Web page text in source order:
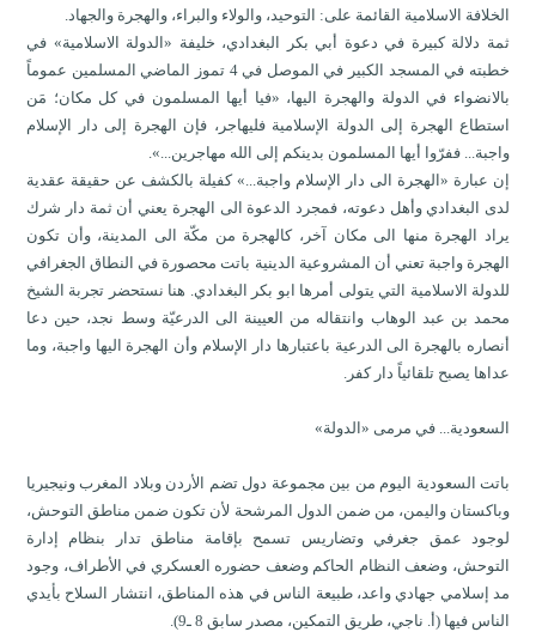
الخلافة الاسلامية القائمة على: التوحيد، والولاء والبراء، والهجرة والجهاد.
ثمة دلالة كبيرة في دعوة أبي بكر البغدادي، خليفة «الدولة الاسلامية» في
خطبته في المسجد الكبير في الموصل في 4 تموز الماضي المسلمين عموماً
بالانضواء في الدولة والهجرة اليها، «فيا أيها المسلمون في كل مكان؛ مَن
استطاع الهجرة إلى الدولة الإسلامية فليهاجر، فإن الهجرة إلى دار الإسلام
واجبة... ففرّوا أيها المسلمون بدينكم إلى الله مهاجرين...».
إن عبارة «الهجرة الى دار الإسلام واجبة...» كفيلة بالكشف عن حقيقة عقدية
لدى البغدادي وأهل دعوته، فمجرد الدعوة الى الهجرة يعني أن ثمة دار شرك
يراد الهجرة منها الى مكان آخر، كالهجرة من مكّة الى المدينة، وأن تكون
الهجرة واجبة تعني أن المشروعية الدينية باتت محصورة في النطاق الجغرافي
للدولة الاسلامية التي يتولى أمرها ابو بكر البغدادي. هنا نستحضر تجربة الشيخ
محمد بن عبد الوهاب وانتقاله من العيينة الى الدرعيّة وسط نجد، حين دعا
أنصاره بالهجرة الى الدرعية باعتبارها دار الإسلام وأن الهجرة اليها واجبة، وما
عداها يصبح تلقائياً دار كفر.
السعودية... في مرمى «الدولة»
باتت السعودية اليوم من بين مجموعة دول تضم الأردن وبلاد المغرب ونيجيريا
وباكستان واليمن، من ضمن الدول المرشحة لأن تكون ضمن مناطق التوحش،
لوجود عمق جغرفي وتضاريس تسمح بإقامة مناطق تدار بنظام إدارة
التوحش، وضعف النظام الحاكم وضعف حضوره العسكري في الأطراف، وجود
مد إسلامي جهادي واعد، طبيعة الناس في هذه المناطق، انتشار السلاح بأيدي
الناس فيها (أ. ناجي، طريق التمكين، مصدر سابق 8 ـ9).